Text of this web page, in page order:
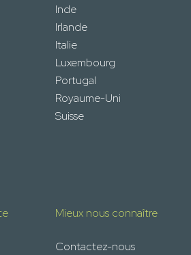
Inde
Irlande
Italie
Luxembourg
Portugal
Royaume-Uni
Suisse
Mieux nous connaître
Contactez-nous